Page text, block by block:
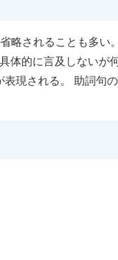
略されることも多い
体的に言及しないが
現される。 助詞句